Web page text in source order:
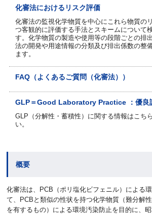
化審法におけるリスク評価
化審法の監視化学物質を中心にこれら物質の
つ客観的に評価する手法とスキームについて
す。化学物質の製造や使用等の段階ごとの排
法の開発や用途情報の分類及び排出係数の整
ます。
FAQ（よくあるご質問（化審法））
GLP＝Good Laboratory Practice ：優良
GLP（分解性・蓄積性）に関する情報はこち
い。
概要
化審法は、PCB（ポリ塩化ビフェニル）による
て、PCBと類似の性状を持つ化学物質（難分解
を有するもの）による環境汚染防止を目的に、